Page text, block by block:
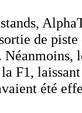
de piste
Néanmoins,
F1, laissant
été